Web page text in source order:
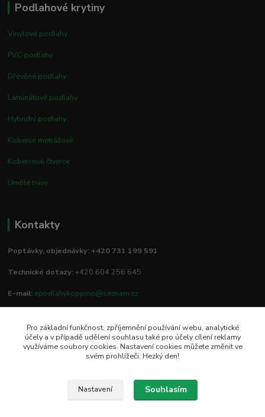
Podlahové krytiny
Vinylové podlahy
PVC podlahy
Dřevěné podlahy
Laminátové podlahy
Hybridní podlahy
Koberce metrážové
Kobercové čtverce
Umělé trávy
Kontakty
Poptávky, objednávky: +420 731 199 591
Technické dotazy:+420 604 256 645
E-mail: epodlahykoppino@seznam.cz
Prodejna/vzorkovna:
Studio Podlah
Mírové náměstí 16/15
Pro základní funkčnost, zpříjemnění používání webu, analytické
účely a v případě udělení souhlasu také pro účely cílení reklamy
využíváme soubory cookies. Nastavení cookies můžete změnit ve
svém prohlížeči. Hezký den!
Nastavení Souhlasím